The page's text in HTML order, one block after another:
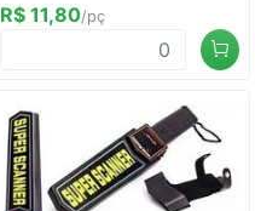
R$ 11,80/pç